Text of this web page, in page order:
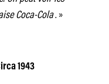
Coca-Cola. »
1943